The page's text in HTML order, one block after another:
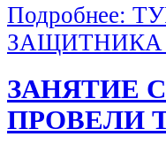
Подробнее:
ЗАЩИТНИКА
ЗАНЯТИЕ
ПРОВЕЛИ